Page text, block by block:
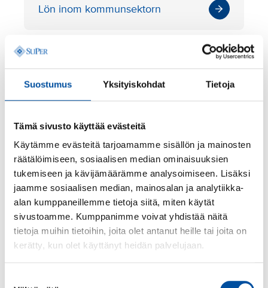
Suostumus Yksityiskohdat Tietoja
Tämä sivusto käyttää evästeitä
Käytämme evästeitä tarjoamamme sisällön ja mainosten
räätälöimiseen, sosiaalisen median ominaisuuksien
tukemiseen ja kävijämäärämme analysoimiseen. Lisäksi
jaamme sosiaalisen median, mainosalan ja analytiikka-
alan kumppaneillemme tietoja siitä, miten käytät
sivustoamme. Kumppanimme voivat yhdistää näitä
tietoja muihin tietoihin, joita olet antanut heille tai joita on
kerätty, kun olet käyttänyt heidän palvelujaan.
Lön inom kommunsektorn
Lön inom den privata
sektorn
Anställningens
upphörande
Arbetstid